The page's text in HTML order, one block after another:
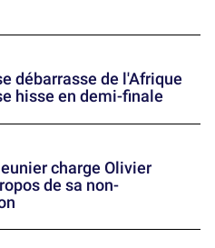
débarrasse de l'Afrique
hisse en demi-finale
charge Olivier
de sa non-